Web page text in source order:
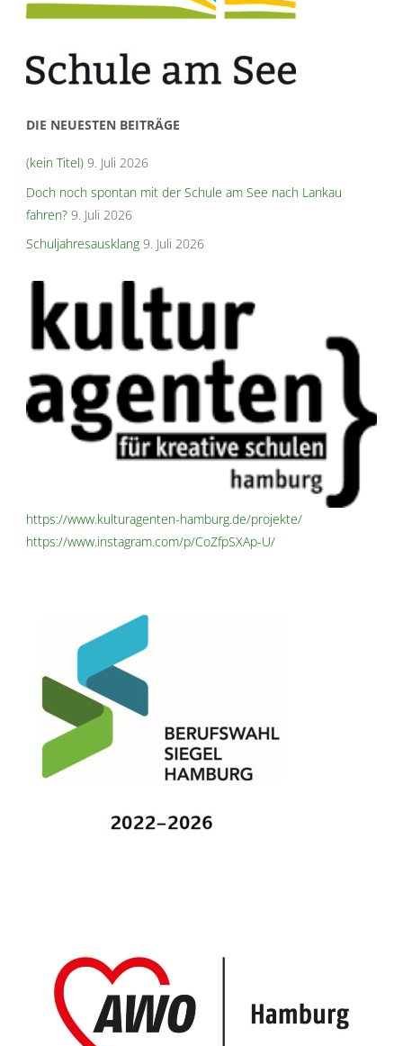
DIE NEUESTEN BEITRÄGE
(kein Titel) 9. Juli 2026
Doch noch spontan mit der Schule am See nach Lankau
fahren? 9. Juli 2026
Schuljahresausklang 9. Juli 2026
https://www.kulturagenten-hamburg.de/projekte/
https://www.instagram.com/p/CoZfpSXAp-U/